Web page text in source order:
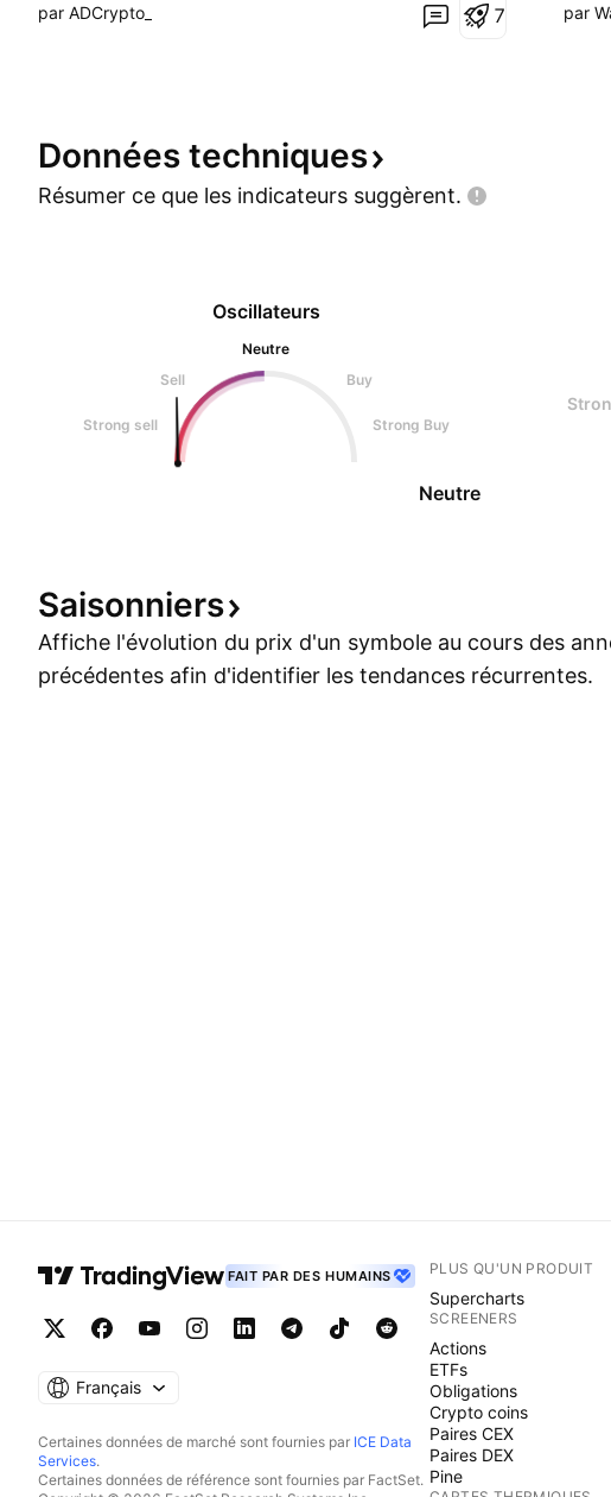
potentielle, déjà testée plusieurs fois • EMA50 sous
par ADCrypto_ 7 par
Données techniques
Résumer ce que les indicateurs suggèrent.
Oscillateurs
Neutre
Sell
Buy
Strong sell Strong Buy
Neutre
Saisonniers
Affiche l'évolution du prix d'un symbole au cours des
précédentes afin d'identifier les tendances récurrentes.
FAIT PAR DES HUMAINS
Français
Certaines données de marché sont fournies par ICE Data
Services.
Certaines données de référence sont fournies par FactSet.
PLUS QU'UN PRODUIT
Supercharts
SCREENERS
Actions
ETFs
Obligations
Crypto coins
Paires CEX
Paires DEX
Pine